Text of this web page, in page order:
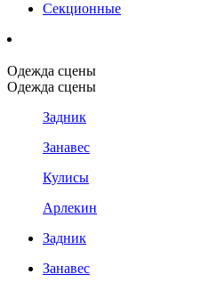
Секционные
Одежда сцены
Одежда сцены
Задник
Занавес
Кулисы
Арлекин
Задник
Занавес